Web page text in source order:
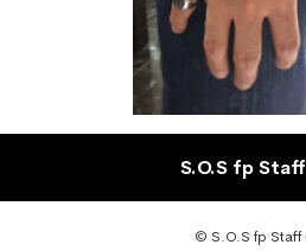
S.O.S fp
© S.O.S fp Staff